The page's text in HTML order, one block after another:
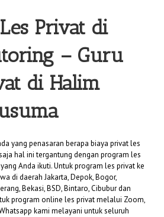
Les Privat di
– Guru
di Halim
yang penasaran berapa biaya privat les
hal ini tergantung dengan program les
Anda ikuti. Untuk program les privat ke
di daerah Jakarta, Depok, Bogor,
Bekasi, BSD, Bintaro, Cibubur dan
program online les privat melalui Zoom,
kami melayani untuk seluruh